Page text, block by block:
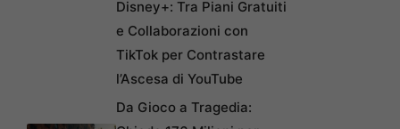
Disney+: Tra Piani Gratuiti
e Collaborazioni con
TikTok per Contrastare
l’Ascesa di YouTube
Da Gioco a Tragedia: